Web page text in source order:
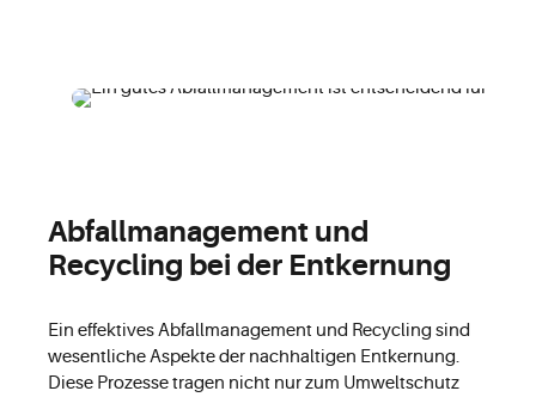
Abfallmanagement und
Recycling bei der Entkernung
Ein effektives Abfallmanagement und Recycling sind
wesentliche Aspekte der nachhaltigen Entkernung.
Diese Prozesse tragen nicht nur zum Umweltschutz